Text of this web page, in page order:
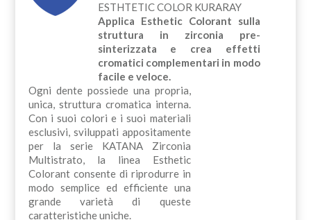
ESTHTETIC COLOR KURARAY
Applica Esthetic Colorant sulla
struttura in zirconia pre-
sinterizzata e crea effetti
cromatici complementari in modo
facile e veloce.
Ogni dente possiede una propria,
unica, struttura cromatica interna.
Con i suoi colori e i suoi materiali
esclusivi, sviluppati appositamente
per la serie KATANA Zirconia
Multistrato, la linea Esthetic
Colorant consente di riprodurre in
modo semplice ed efficiente una
grande varietà di queste
caratteristiche uniche.